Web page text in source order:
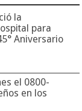
la
para
Aniversario
el 0800-
en los